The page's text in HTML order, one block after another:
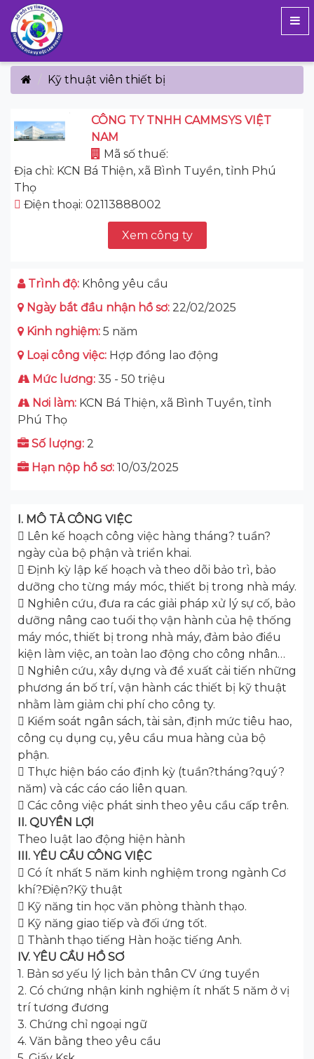
Kỹ thuật viên thiết bị
CÔNG TY TNHH CAMMSYS VIỆT
NAM
Mã số thuế:
Địa chỉ: KCN Bá Thiện, xã Bình Tuyền, tỉnh Phú
Thọ
Điện thoại: 02113888002
Xem công ty
Trình độ: Không yêu cầu
Ngày bắt đầu nhận hồ sơ: 22/02/2025
Kinh nghiệm: 5 năm
Loại công việc: Hợp đồng lao động
Mức lương: 35 - 50 triệu
Nơi làm: KCN Bá Thiện, xã Bình Tuyền, tỉnh
Phú Thọ
Số lượng: 2
Hạn nộp hồ sơ: 10/03/2025
I. MÔ TẢ CÔNG VIỆC
 Lên kế hoạch công việc hàng tháng? tuần?
ngày của bộ phận và triển khai.
 Định kỳ lập kế hoạch và theo dõi bảo trì, bảo
dưỡng cho từng máy móc, thiết bị trong nhà máy.
 Nghiên cứu, đưa ra các giải pháp xử lý sự cố, bảo
dưỡng nâng cao tuổi thọ vận hành của hệ thống
máy móc, thiết bị trong nhà máy, đảm bảo điều
kiện làm việc, an toàn lao động cho công nhân…
 Nghiên cứu, xây dựng và đề xuất cải tiến những
phương án bố trí, vận hành các thiết bị kỹ thuật
nhằm làm giảm chi phí cho công ty.
 Kiểm soát ngân sách, tài sản, định mức tiêu hao,
công cụ dụng cụ, yêu cầu mua hàng của bộ
phận.
 Thực hiện báo cáo định kỳ (tuần?tháng?quý?
năm) và các cáo cáo liên quan.
 Các công việc phát sinh theo yêu cầu cấp trên.
II. QUYỀN LỢI
Theo luật lao động hiện hành
III. YÊU CẦU CÔNG VIỆC
 Có ít nhất 5 năm kinh nghiệm trong ngành Cơ
khí?Điện?Kỹ thuật
 Kỹ năng tin học văn phòng thành thạo.
 Kỹ năng giao tiếp và đối ứng tốt.
 Thành thạo tiếng Hàn hoặc tiếng Anh.
IV. YÊU CẦU HỒ SƠ
1. Bản sơ yếu lý lịch bản thân CV ứng tuyển
2. Có chứng nhận kinh nghiệm ít nhất 5 năm ở vị
trí tương đương
3. Chứng chỉ ngoại ngữ
4. Văn bằng theo yêu cầu